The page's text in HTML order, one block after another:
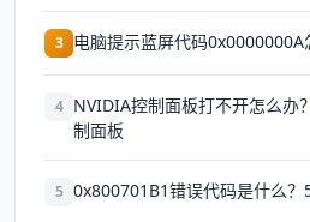
3 电脑提示蓝屏代码
4 NVIDIA控制面板打不开怎么办
制面板
5 0x800701B1错误代码是什么？